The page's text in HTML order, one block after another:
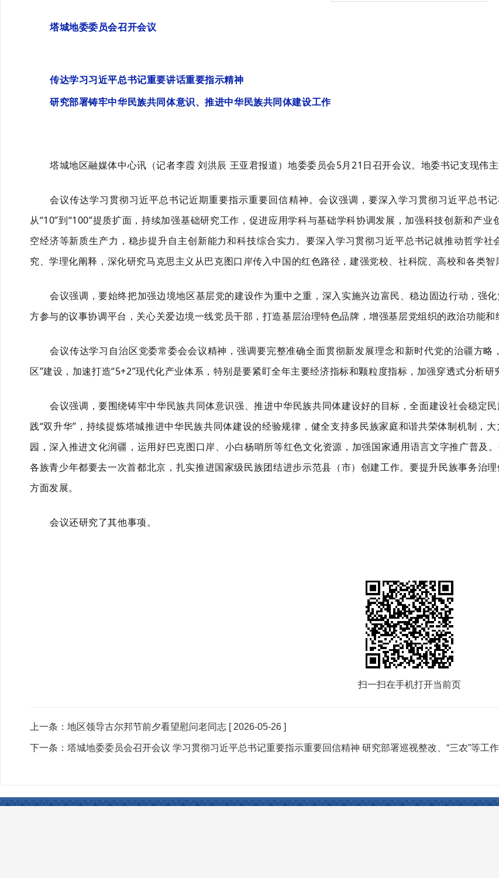
塔城地委委员会召开会议
传达学习习近平总书记重要讲话重要指示精神
研究部署铸牢中华民族共同体意识、推进中华民族共同体建设工作
塔城地区融媒体中心讯 （记者李霞刘洪辰 王亚君报道）地委委员会5月21日召开会议。地委书记支现伟主
会议传达学习贯彻习近平总书记近期重要指示重要回信精神。会议强调， 要深入学习贯彻习近平总书
从“10”到“100”提质扩面，持续加强基础研究工作，促进应用学科与基础学科协调发展，加强科技创新和产
空经济等新质生产力，稳步提升自主创新能力和科技综合实力。要深入学习贯彻习近平总书记就推动哲学
究、学理化阐释，深化研究马克思主义从巴克图口岸传入中国的红色路径，建强党校、社科院、高校和各类
会议强调，要始终把加强边境地区基层党的建设作为重中之重， 深入实施兴边富民、稳边固边行动，强
方参与的议事协调平台，关心关爱边境一线党员干部，打造基层治理特色品牌，增强基层党组织的政治功能
会议传达学习自治区党委常委会会议精神，强调要完整准确全面贯彻新发展理念和新时代党的治疆方略
区”建设，加速打造“5+2”现代化产业体系，特别是要紧盯全年主要经济指标和颗粒度指标，加强穿透式分析研
会议强调，要围绕铸牢中华民族共同体意识强、推进中华民族共同体建设好的目标，全面建设社会稳定
践“双升华”，持续提炼塔城推进中华民族共同体建设的经验规律，健全支持多民族家庭和谐共荣体制机制，大
园，深入推进文化润疆，运用好巴克图口岸、小白杨哨所等红色文化资源，加强国家通用语言文字推广普及。
各族青少年都要去一次首都北京，扎实推进国家级民族团结进步示范县（市）创建工作。要提升民族事务治
方面发展。
会议还研究了其他事项。
扫一扫在手机打开当前页
上一条： 地区领导古尔邦节前夕看望慰问老同志 [ 2026-05-26 ]
下一条： 塔城地委委员会召开会议 学习贯彻习近平总书记重要指示重要回信精神 研究部署巡视整改、“三农”等工作